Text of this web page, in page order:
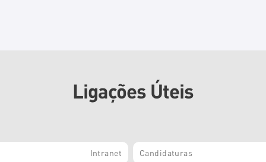
Ligações Úteis
Intranet Candidaturas